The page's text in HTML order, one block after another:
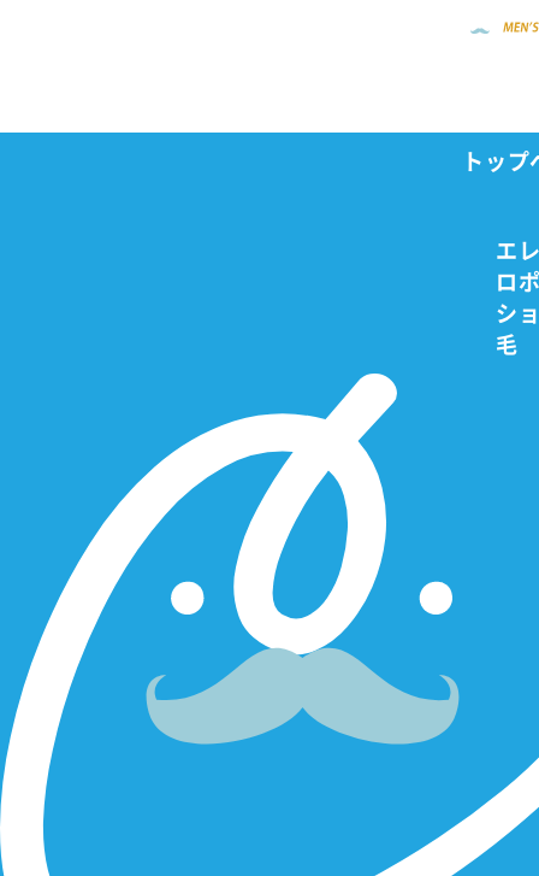
トッ
エ
ロ
シ
毛
お客
実は10年くらい前から脱毛し
この歳で始められたのはタイ